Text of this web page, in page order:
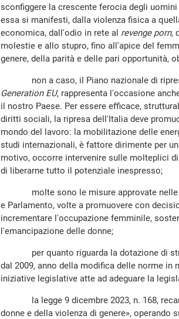
sconfiggere la crescente ferocia degli
essa si manifesti, dalla violenza fisica a
economica, dall'odio in rete al revenge porn,
molestie e allo stupro, fino all'apice del
genere, della parità e delle pari opportunità,
non a caso, il Piano nazionale di ripresa
Generation EU, rappresenta l'occasione
il nostro Paese. Per essere efficace,
diritti sociali, la ripresa dell'Italia deve
mondo del lavoro: la mobilitazione delle
studi internazionali, è fattore dirimente per
motivo, occorre intervenire sulle molteplici
di liberarne tutto il potenziale inespresso;
molte sono le misure approvate nelle
e Parlamento, volte a promuovere con
incrementare l'occupazione femminile,
l'emancipazione delle donne;
per quanto riguarda la dotazione di
dal 2009, anno della modifica delle norme in
iniziative legislative atte ad adeguare la
la legge 9 dicembre 2023, n. 168,
donne e della violenza di genere»,